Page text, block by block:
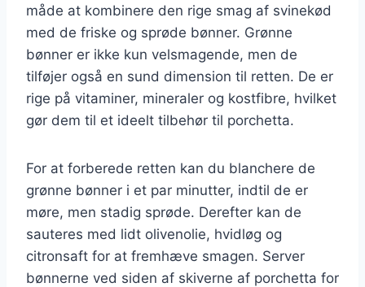
måde at kombinere den rige smag af svinekød
med de friske og sprøde bønner. Grønne
bønner er ikke kun velsmagende, men de
tilføjer også en sund dimension til retten. De er
rige på vitaminer, mineraler og kostfibre, hvilket
gør dem til et ideelt tilbehør til porchetta.
For at forberede retten kan du blanchere de
grønne bønner i et par minutter, indtil de er
møre, men stadig sprøde. Derefter kan de
sauteres med lidt olivenolie, hvidløg og
citronsaft for at fremhæve smagen. Server
bønnerne ved siden af skiverne af porchetta for